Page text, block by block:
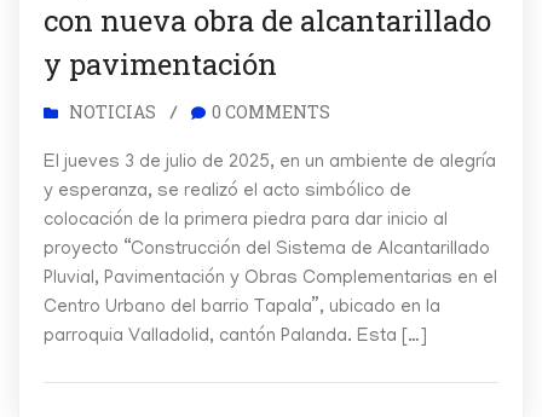
con nueva obra de alcantarillado
y pavimentación
NOTICIAS / 0 COMMENTS
El jueves 3 de julio de 2025, en un ambiente de alegría
y esperanza, se realizó el acto simbólico de
colocación de la primera piedra para dar inicio al
proyecto “Construcción del Sistema de Alcantarillado
Pluvial, Pavimentación y Obras Complementarias en el
Centro Urbano del barrio Tapala”, ubicado en la
parroquia Valladolid, cantón Palanda. Esta […]